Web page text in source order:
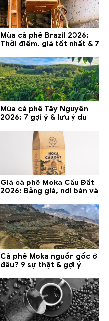
Mùa cà phê Brazil 2026:
Thời điểm, giá tốt nhất & 7
Mùa cà phê Tây Nguyên
2026: 7 gợi ý & lưu ý du
Giá cà phê Moka Cầu Đất
2026: Bảng giá, nơi bán và
Cà phê Moka nguồn gốc ở
đâu? 9 sự thật & gợi ý